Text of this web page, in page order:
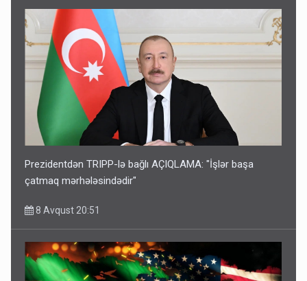
Prezidentdən TRIPP-lə bağlı AÇIQLAMA: "İşlər başa
çatmaq mərhələsindədir"
8 Avqust 20:51